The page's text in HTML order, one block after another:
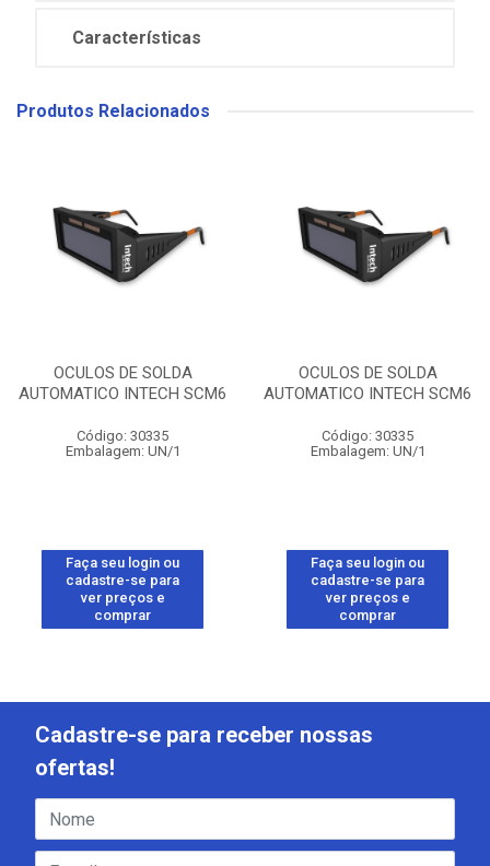
Características
Produtos Relacionados
OCULOS DE SOLDA
AUTOMATICO INTECH SCM6
Código: 30335
Embalagem: UN/1
Faça seu login ou
cadastre-se para
ver preços e
comprar
OCULOS DE SOLDA
AUTOMATICO INTECH SCM6
Código: 30335
Embalagem: UN/1
Faça seu login ou
cadastre-se para
ver preços e
comprar
Cadastre-se para receber nossas
ofertas!